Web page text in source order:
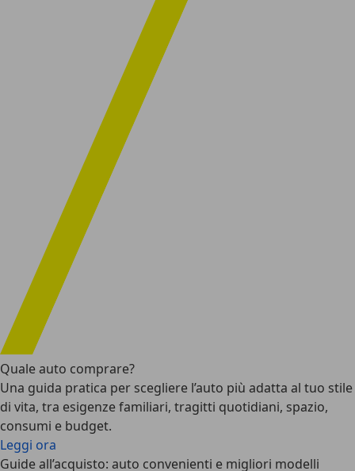
Quale auto comprare?
Una guida pratica per scegliere l’auto più adatta al tuo stile
di vita, tra esigenze familiari, tragitti quotidiani, spazio,
consumi e budget.
Leggi ora
Guide all’acquisto: auto convenienti e migliori modelli